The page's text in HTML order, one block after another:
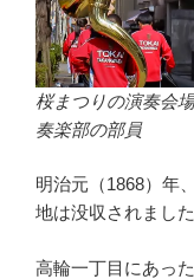
桜まつりの演奏会
奏楽部の部員
明治元（1868）年
地は没収されました
高輪一丁目にあっ